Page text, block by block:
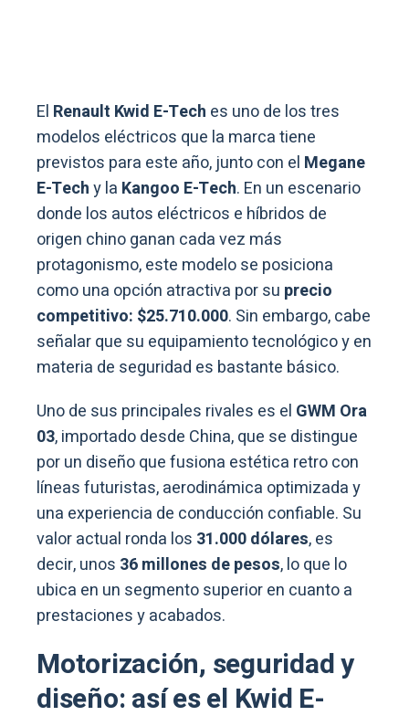
El Renault Kwid E-Tech es uno de los tres
modelos eléctricos que la marca tiene
previstos para este año, junto con el Megane
E-Techy la Kangoo E-Tech. En un escenario
donde los autos eléctricos e híbridos de
origen chino ganan cada vez más
protagonismo, este modelo se posiciona
como una opción atractiva por su precio
competitivo: $25.710.000. Sin embargo, cabe
señalar que su equipamiento tecnológico y en
materia de seguridad es bastante básico.
Uno de sus principales rivales es el GWM Ora
03, importado desde China, que se distingue
por un diseño que fusiona estética retro con
líneas futuristas, aerodinámica optimizada y
una experiencia de conducción confiable. Su
valor actual ronda los 31.000 dólares, es
decir, unos 36 millones de pesos, lo que lo
ubica en un segmento superior en cuanto a
prestaciones y acabados.
Motorización, seguridad y
diseño: así es el Kwid E-